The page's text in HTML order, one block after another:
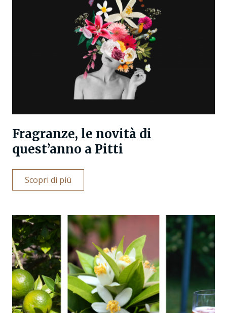
Fragranze, le novità di
quest’anno a Pitti
Scopri di più